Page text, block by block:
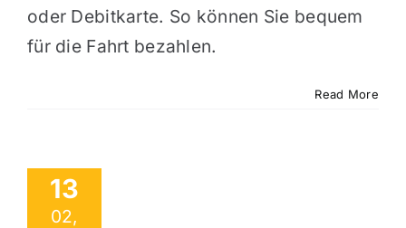
oder Debitkarte. So können Sie bequem
für die Fahrt bezahlen.
Read More
13
02,